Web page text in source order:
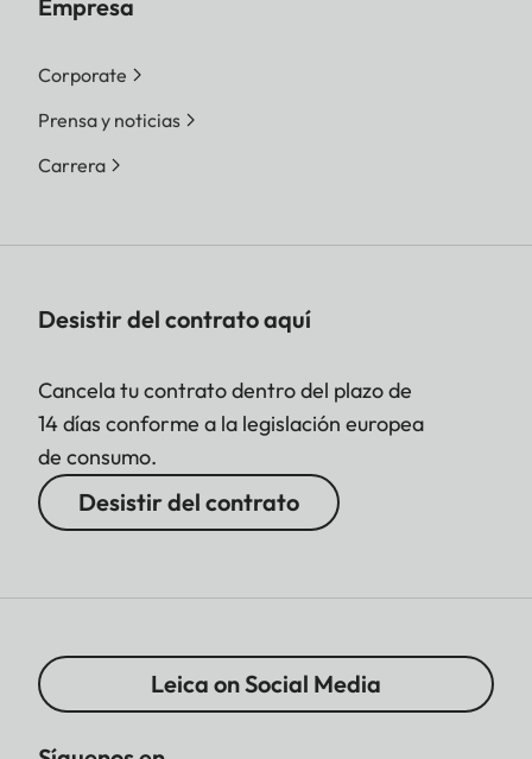
Empresa
Corporate
Prensa y noticias
Carrera
Desistir del contrato aquí
Cancela tu contrato dentro del plazo de
14 días conforme a la legislación europea
de consumo.
Desistir del contrato
Leica on Social Media